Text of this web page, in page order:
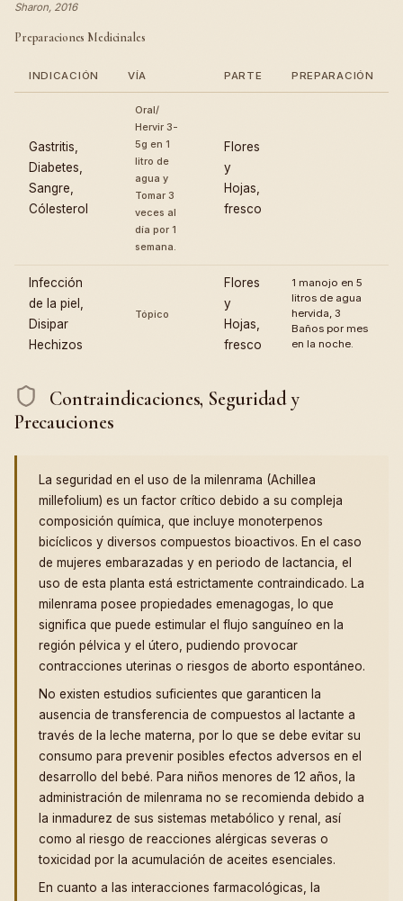
Sharon, 2016
Preparaciones Medicinales
INDICACIÓN VÍA PARTE PREPARACIÓN
Gastritis,
Diabetes,
Sangre,
Cólesterol
Oral/
Hervir 3-
5g en 1
litro de
agua y
Tomar 3
veces al
día por 1
semana.
Flores
y
Hojas,
fresco
Infección
de la piel,
Disipar
Hechizos
Tópico
Flores
y
Hojas,
fresco
1 manojo en 5
litros de agua
hervida, 3
Baños por mes
en la noche.
Contraindicaciones, Seguridad y
Precauciones
La seguridad en el uso de la milenrama (Achillea
millefolium) es un factor crítico debido a su compleja
composición química, que incluye monoterpenos
bicíclicos y diversos compuestos bioactivos. En el caso
de mujeres embarazadas y en periodo de lactancia, el
uso de esta planta está estrictamente contraindicado. La
milenrama posee propiedades emenagogas, lo que
significa que puede estimular el flujo sanguíneo en la
región pélvica y el útero, pudiendo provocar
contracciones uterinas o riesgos de aborto espontáneo.
No existen estudios suficientes que garanticen la
ausencia de transferencia de compuestos al lactante a
través de la leche materna, por lo que se debe evitar su
consumo para prevenir posibles efectos adversos en el
desarrollo del bebé. Para niños menores de 12 años, la
administración de milenrama no se recomienda debido a
la inmadurez de sus sistemas metabólico y renal, así
como al riesgo de reacciones alérgicas severas o
toxicidad por la acumulación de aceites esenciales.
En cuanto a las interacciones farmacológicas, la